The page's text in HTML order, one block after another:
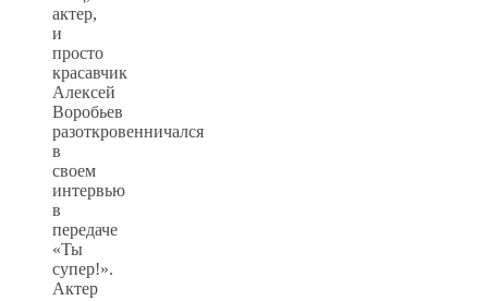
актер,
и
просто
красавчик
Алексей
Воробьев
разоткровенничался
в
своем
интервью
в
передаче
«Ты
супер!».
Актер